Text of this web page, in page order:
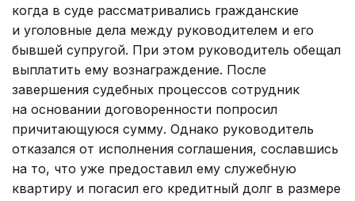
когда в суде рассматривались гражданские
и уголовные дела между руководителем и его
бывшей супругой. При этом руководитель обещал
выплатить ему вознаграждение. После
завершения судебных процессов сотрудник
на основании договоренности попросил
причитающуюся сумму. Однако руководитель
отказался от исполнения соглашения, сославшись
на то, что уже предоставил ему служебную
квартиру и погасил его кредитный долг в размере